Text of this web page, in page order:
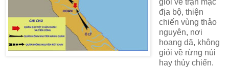
giỏi về trận mạc
địa bộ, thiện
chiến vùng thảo
nguyên, nơi
hoang dã, không
giỏi về rừng núi
hay thủy chiến.